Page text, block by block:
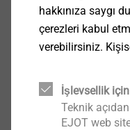
Uygulamalar
Darbesiz delim
Özellikler
Kullanım ömrü
altında
hakkınıza saygı
çerezleri kabul
verebilirsiniz.
İşlevsellik
Teknik
EJOT web